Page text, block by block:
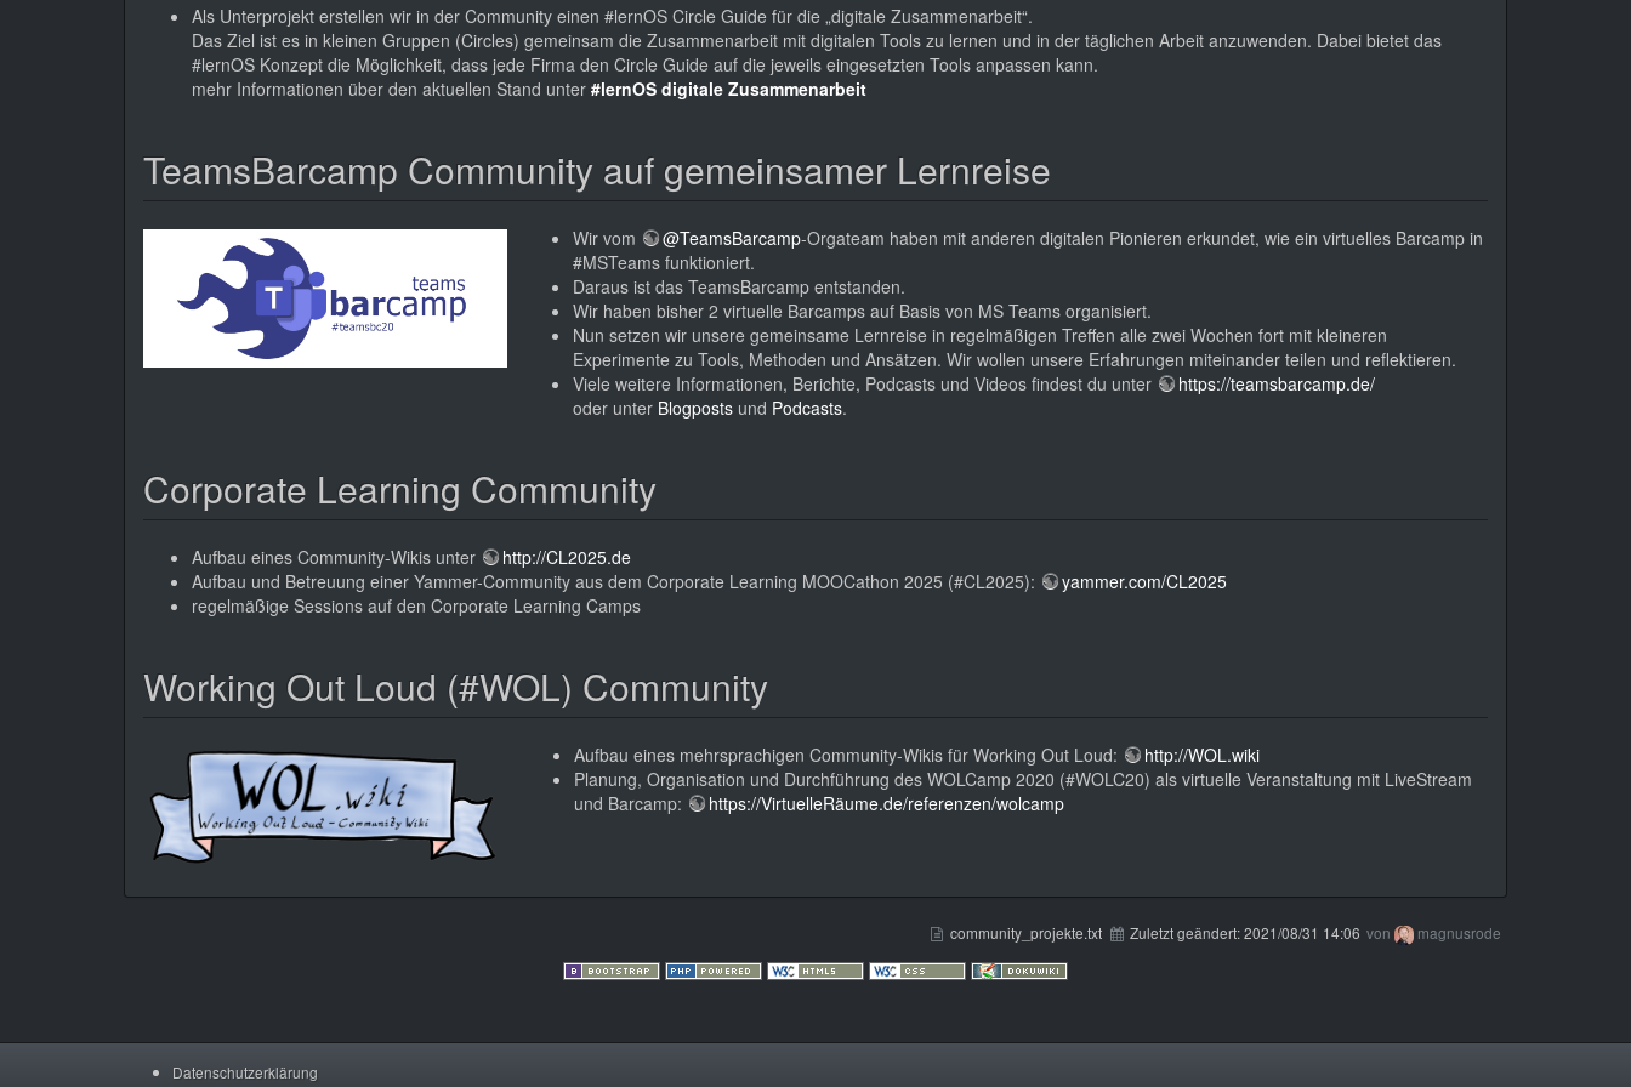
Als Unterprojekt erstellen wir in der Community einen #lernOS Circle Guide für die „digitale Zusammenarbeit“.
Das Ziel ist es in kleinen Gruppen (Circles) gemeinsam die Zusammenarbeit mit digitalen Tools zu lernen und in der täglichen Arbeit anzuwenden. Dabei bietet das
#lernOS Konzept die Möglichkeit, dass jede Firma den Circle Guide auf die jeweils eingesetzten Tools anpassen kann.
mehr Informationen über den aktuellen Stand unter #lernOS digitale Zusammenarbeit
TeamsBarcamp Community auf gemeinsamer Lernreise
Wir vom @TeamsBarcamp-Orgateam haben mit anderen digitalen Pionieren erkundet, wie ein virtuelles Barcamp in
#MSTeams funktioniert.
Daraus ist das TeamsBarcamp entstanden.
Wir haben bisher 2 virtuelle Barcamps auf Basis von MS Teams organisiert.
Nun setzen wir unsere gemeinsame Lernreise in regelmäßigen Treffen alle zwei Wochen fort mit kleineren
Experimente zu Tools, Methoden und Ansätzen. Wir wollen unsere Erfahrungen miteinander teilen und reflektieren.
Viele weitere Informationen, Berichte, Podcasts und Videos findest du unter
https://teamsbarcamp.de/
oder unter Blogposts und Podcasts.
Corporate Learning Community
Aufbau eines Community-Wikis unter
http://CL2025.de
Aufbau und Betreuung einer Yammer-Community aus dem Corporate Learning MOOCathon 2025 (#CL2025):
yammer.com/CL2025
regelmäßige Sessions auf den Corporate Learning Camps
Working Out Loud (#WOL) Community
Aufbau eines mehrsprachigen Community-Wikis für Working Out Loud:
http://WOL.wiki
Planung, Organisation und Durchführung des WOLCamp 2020 (#WOLC20) als virtuelle Veranstaltung mit LiveStream
und Barcamp:
https://VirtuelleRäume.de/referenzen/wolcamp
community_projekte.txt Zuletzt geändert:2021/08/31 14:06 von magnusrode
Datenschutzerklärung